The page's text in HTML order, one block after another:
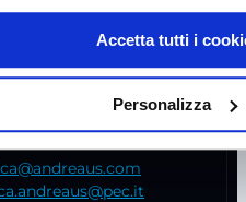
Accetta tutti i
Personalizza
Nicolò (PD)